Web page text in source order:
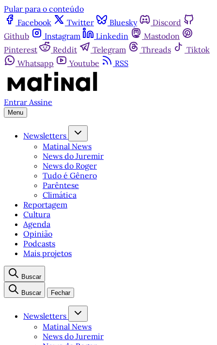
Pular para o conteúdo
Facebook
Twitter Bluesky
Discord
Github
Instagram Linkedin
Mastodon
Pinterest
Reddit Telegram Threads
Tiktok
Whatsapp
Youtube RSS
Entrar Assine
Menu
Newsletters
Matinal News
News do Juremir
News do Roger
Tudo é Gênero
Parêntese
Climática
Reportagem
Cultura
Agenda
Opinião
Podcasts
Mais projetos
Buscar
Buscar Fechar
Newsletters
Matinal News
News do Juremir